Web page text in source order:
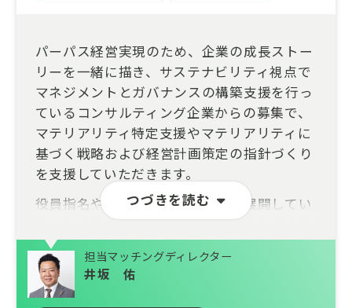
つづきを読む
パーパス経営実現のため、企業の成長ストー
リーを一緒に描き、サステナビリティ視点で
マネジメントとガバナンスの構築支援を行っ
ているコンサルティング企業からの募集で、
マテリアリティ特定支援やマテリアリティに
基づく戦略および経営計画策定の指針づくり
を支援していただきます。
役員指名や報酬領域のサービスも展開してい
ることから、日本を代表する企業のCxOの方
との接点が持ちながら、企業の抱える課題を
根本から解消し、企業体質の改善を実現する
ことができる点が最大の特徴です。
担当マッチングディレクター
井坂 佑